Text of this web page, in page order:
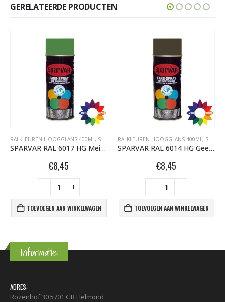
GERELATEERDE PRODUCTEN
RALKLEUREN HOOGGLANS 400ML , SPARVAR GRAFFITI SPUITBUSSEN
SPARVAR RAL 6017 HG Meigroen
€8,45
TOEVOEGEN AAN WINKELWAGEN
RALKLEUREN HOOGGLANS 400ML , SPARVAR GRAFFITI SPUITBUSSEN
SPARVAR RAL 6014 HG Geel Olijfgroen
€8,45
TOEVOEGEN AAN WINKELWAGEN
Informatie:
ADRES:
Rozenhof 30 5701 GB Helmond